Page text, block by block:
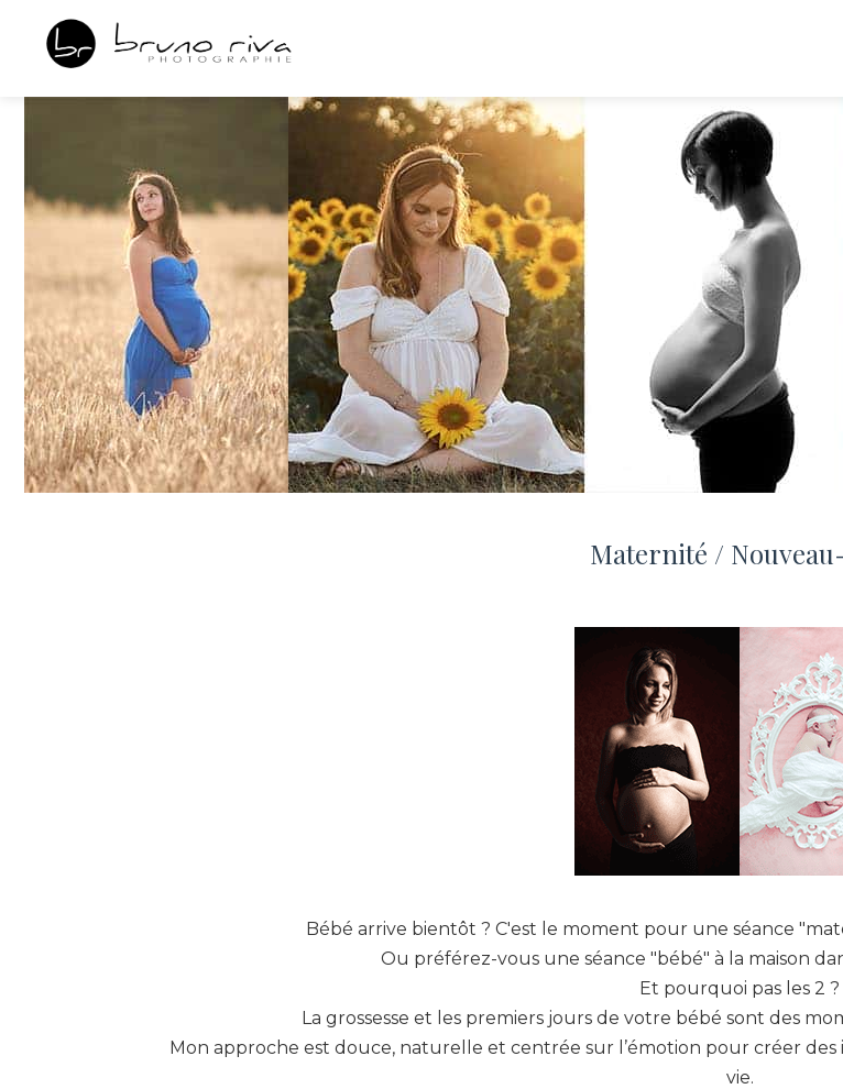
Maternité /
Bébé arrive bientôt ? C'est le moment pour une séance
Ou préférez-vous une séance "bébé" à la maison
Et pourquoi pas les 2 ?
La grossesse et les premiers jours de votre bébé sont des
Mon approche est douce, naturelle et centrée sur l’émotion pour créer
vie.